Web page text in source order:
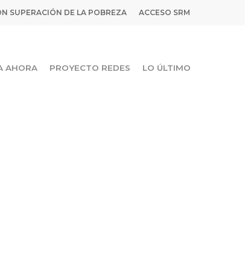
SUPERACIÓN DE LA POBREZA ACCESO SRM
AHORA PROYECTO REDES LO ÚLTIMO